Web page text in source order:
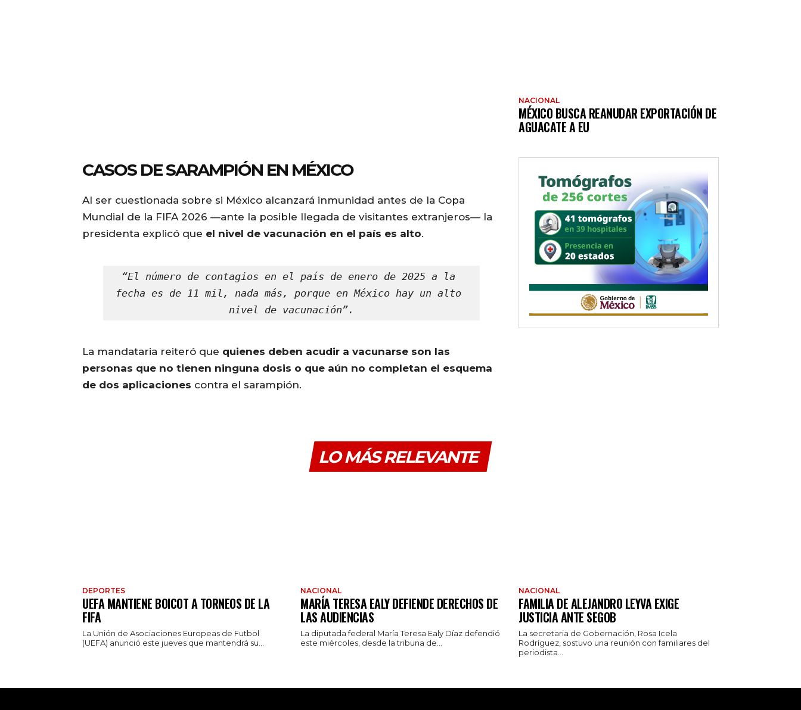
CASOS DE SARAMPIÓN EN MÉXICO
Al ser cuestionada sobre si México alcanzará inmunidad antes de la Copa
Mundial de la FIFA 2026 —ante la posible llegada de visitantes extranjeros— la
presidenta explicó que el nivel de vacunación en el país es alto.
“El número de contagios en el país de enero de 2025 a la
fecha es de 11 mil, nada más, porque en México hay un alto
nivel de vacunación”.
La mandataria reiteró que quienes deben acudir a vacunarse son las
personas que no tienen ninguna dosis o que aún no completan el esquema
de dos aplicaciones contra el sarampión.
NACIONAL
MÉXICO BUSCA REANUDAR EXPORTACIÓN DE
AGUACATE A EU
LO MÁS RELEVANTE
DEPORTES
UEFA MANTIENE BOICOT A TORNEOS DE LA
FIFA
La Unión de Asociaciones Europeas de Futbol
(UEFA) anunció este jueves que mantendrá su...
NACIONAL
MARÍA TERESA EALY DEFIENDE DERECHOS DE
LAS AUDIENCIAS
La diputada federal María Teresa Ealy Díaz defendió
este miércoles, desde la tribuna de...
NACIONAL
FAMILIA DE ALEJANDRO LEYVA EXIGE
JUSTICIA ANTE SEGOB
La secretaria de Gobernación, Rosa Icela
Rodríguez, sostuvo una reunión con familiares del
periodista...